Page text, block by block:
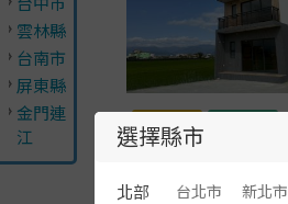
選擇縣市
北部 台北市 新北市
台中市
雲林縣
台南市
屏東縣
金門連
江
專家亮點